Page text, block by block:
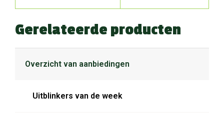
Gerelateerde producten
Overzicht van aanbiedingen
Uitblinkers van de week